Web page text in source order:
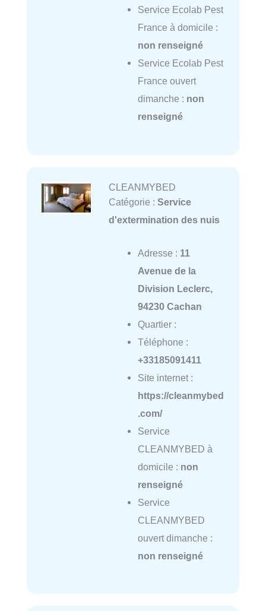
Service Ecolab Pest
France à domicile :
non renseigné
Service Ecolab Pest
France ouvert
dimanche : non
renseigné
CLEANMYBED
Catégorie : Service
d'extermination des nuis
Adresse : 11
Avenue de la
Division Leclerc,
94230 Cachan
Quartier :
Téléphone :
+33185091411
Site internet :
https://cleanmybed
.com/
Service
CLEANMYBED à
domicile : non
renseigné
Service
CLEANMYBED
ouvert dimanche :
non renseigné